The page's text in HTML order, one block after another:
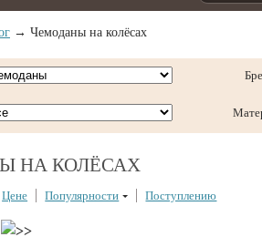
→ Чемоданы на колёсах
НА КОЛЁСАХ
Цене Популярности Поступлению